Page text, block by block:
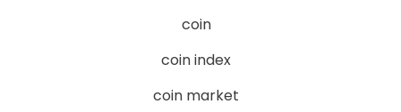
coin
coin index
coin market